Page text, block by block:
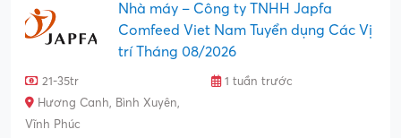
Nhà máy – Công ty TNHH Japfa
Comfeed Viet Nam Tuyển dụng Các Vị
trí Tháng 08/2026
21-35tr
1 tuần trước
Hương Canh, Bình Xuyên,
Vĩnh Phúc